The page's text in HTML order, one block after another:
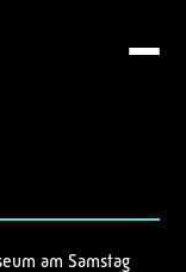
am Samstag